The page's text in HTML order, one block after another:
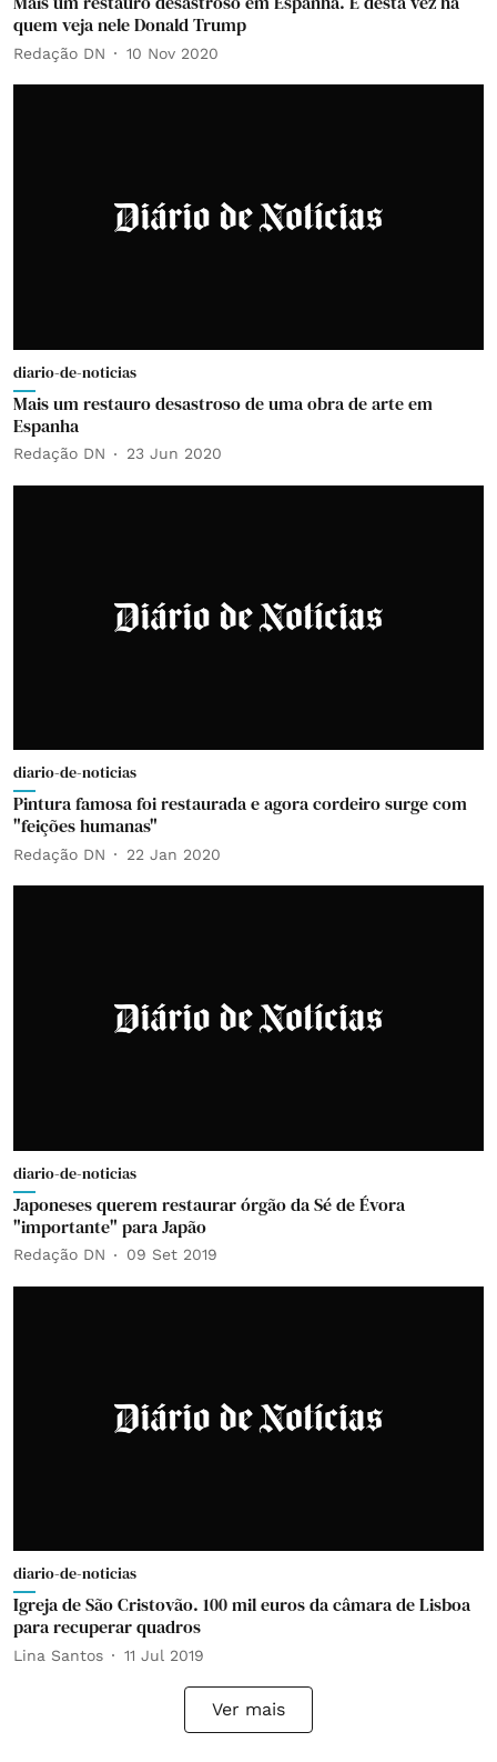
quem veja nele Donald Trump
Redação DN 10 Nov 2020
diario-de-noticias
Mais um restauro desastroso de uma obra de arte em
Espanha
Redação DN 23 Jun 2020
diario-de-noticias
Pintura famosa foi restaurada e agora cordeiro surge com
"feições humanas"
Redação DN 22 Jan 2020
diario-de-noticias
Japoneses querem restaurar órgão da Sé de Évora
"importante" para Japão
Redação DN 09 Set 2019
diario-de-noticias
Igreja de São Cristovão. 100 mil euros da câmara de Lisboa
para recuperar quadros
Lina Santos 11 Jul 2019
Ver mais